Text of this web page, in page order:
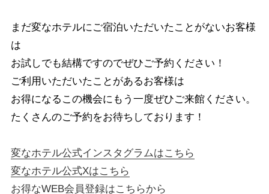
まだ変なホテルにご宿泊いただいたことがないお客様
は
お試しでも結構ですのでぜひご予約ください！
ご利用いただいたことがあるお客様は
お得になるこの機会にもう一度ぜひご来館ください。
たくさんのご予約をお待ちしております！
変なホテル公式インスタグラムはこちら
変なホテル公式Xはこちら
お得なWEB会員登録はこちらから